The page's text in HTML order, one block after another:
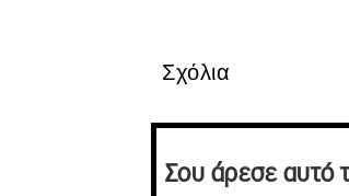
Σχόλια
Σου άρεσε αυτό